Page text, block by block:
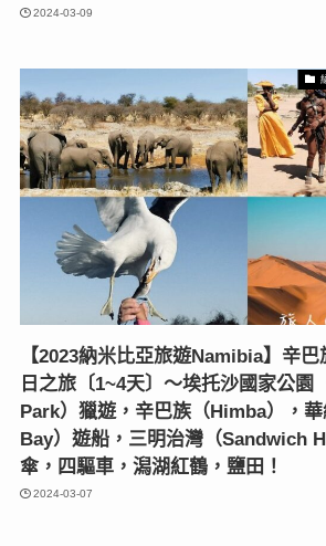
2024-03-09
【2023納米比亞旅遊Namibia】辛
日之旅〔1~4天〕〜埃托沙國家公
Park）獵遊，辛巴族（Himba），
Bay）遊船，三明治灣（Sandwich
傘，四驅車，潟湖紅鶴，鹽田！
2024-03-07